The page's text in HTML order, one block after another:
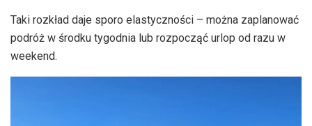
Taki rozkład daje sporo elastyczności – można zaplanować
podróż w środku tygodnia lub rozpocząć urlop od razu w
weekend.